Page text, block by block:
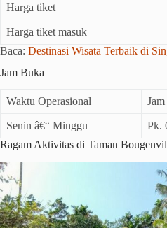
Harga tiket
Harga tiket masuk
Baca: Destinasi Wisata Terbaik di
Jam Buka
Waktu Operasional
Senin â€“ Minggu
Pk.
Ragam Aktivitas di Taman